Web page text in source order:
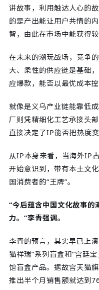
讲故事，利用触达人心的
的是产出能让用户共情的
智，由此在市场中能获得较
在未来的潮玩战场，竞争
大、柔性的供应链是基础
应爆款，能否以最优成本控
就像是义乌产业链能靠低
厂则凭精细化工艺承接头
直接决定了IP能否把热度变
从IP本身来看，当海外IP
开始意识到，带有本土文
国消费者的“王牌”。
“今后蕴含中国文化故事的
力。”李青强调。
李青的预言，其实早已上
猫祥瑞”系列盲盒和“宫廷
馆盲盒产品。据故宫天猫
推出半个月销售额就达到76